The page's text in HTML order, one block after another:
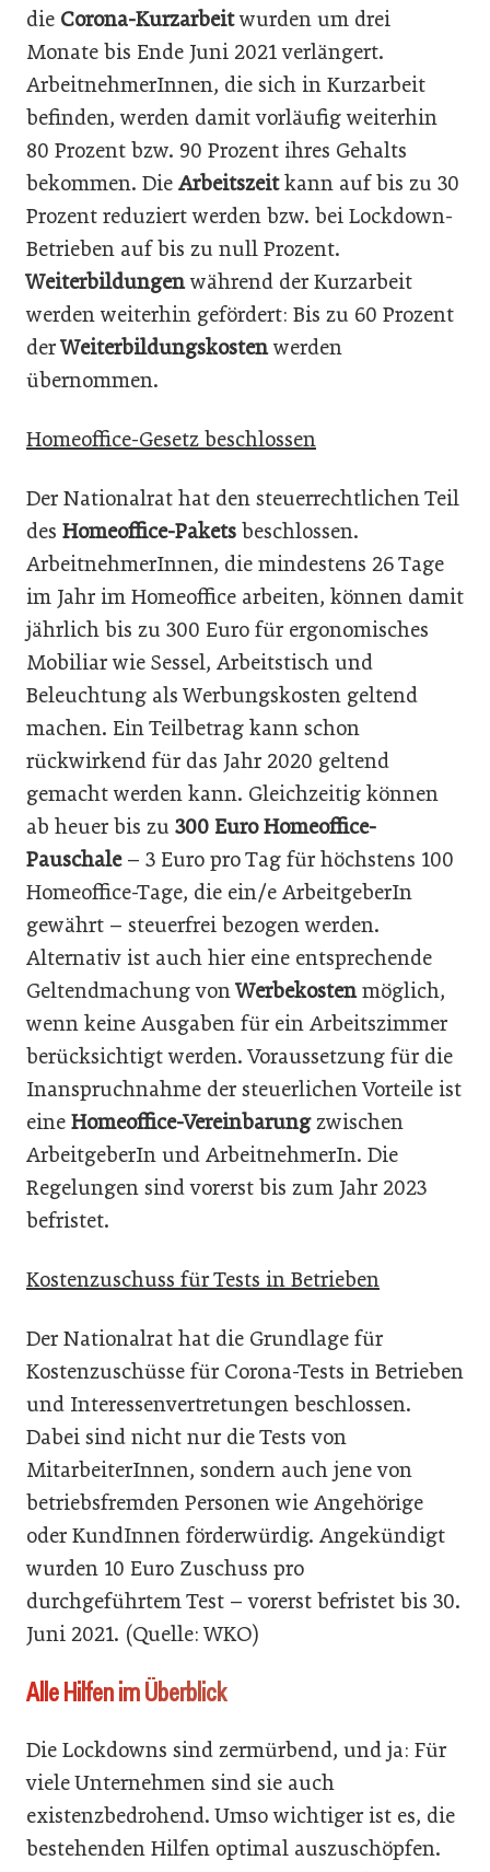
die Corona-Kurzarbeitwurden um drei
Monate bis Ende Juni 2021 verlängert.
ArbeitnehmerInnen, die sich in Kurzarbeit
befinden, werden damit vorläufig weiterhin
80 Prozent bzw. 90 Prozent ihres Gehalts
bekommen. Die Arbeitszeitkann auf bis zu 30
Prozent reduziert werden bzw. bei Lockdown-
Betrieben auf bis zu null Prozent.
Weiterbildungenwährend der Kurzarbeit
werden weiterhin gefördert: Bis zu 60 Prozent
derWeiterbildungskostenwerden
übernommen.
Homeoffice-Gesetz beschlossen
Der Nationalrat hat den steuerrechtlichen Teil
des Homeoffice-Pakets beschlossen.
ArbeitnehmerInnen, die mindestens 26 Tage
im Jahr im Homeoffice arbeiten, können damit
jährlich bis zu 300 Euro für ergonomisches
Mobiliar wie Sessel, Arbeitstisch und
Beleuchtung als Werbungskosten geltend
machen. Ein Teilbetrag kann schon
rückwirkend für das Jahr 2020 geltend
gemacht werden kann. Gleichzeitig können
ab heuer bis zu 300 Euro Homeoffice-
Pauschale– 3 Euro pro Tag für höchstens 100
Homeoffice-Tage, die ein/e ArbeitgeberIn
gewährt – steuerfrei bezogen werden.
Alternativ ist auch hier eine entsprechende
Geltendmachung vonWerbekostenmöglich,
wenn keine Ausgaben für ein Arbeitszimmer
berücksichtigt werden. Voraussetzung für die
Inanspruchnahme der steuerlichen Vorteile ist
eine Homeoffice-Vereinbarungzwischen
ArbeitgeberIn und ArbeitnehmerIn. Die
Regelungen sind vorerst bis zum Jahr 2023
befristet.
Kostenzuschuss für Tests in Betrieben
Der Nationalrat hat die Grundlage für
Kostenzuschüsse für Corona-Tests in Betrieben
und Interessenvertretungen beschlossen.
Dabei sind nicht nur die Tests von
MitarbeiterInnen, sondern auch jene von
betriebsfremden Personen wie Angehörige
oder KundInnen förderwürdig. Angekündigt
wurden 10 Euro Zuschuss pro
durchgeführtem Test – vorerst befristet bis 30.
Juni 2021. (Quelle: WKO)
Alle Hilfen im Überblick
Die Lockdowns sind zermürbend, und ja: Für
viele Unternehmen sind sie auch
existenzbedrohend. Umso wichtiger ist es, die
bestehenden Hilfen optimal auszuschöpfen.